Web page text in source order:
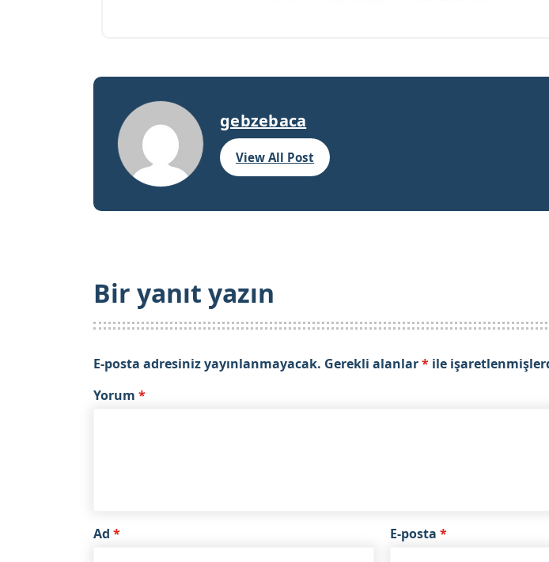
gebzebaca
View All Post
Bir yanıt yazın
E-posta adresiniz yayınlanmayacak. Gerekli alanlar* ile
Yorum *
Ad * E-posta*